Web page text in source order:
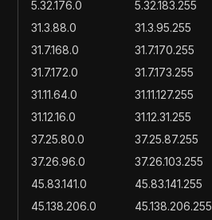
5.32.176.0 5.32.183.255
31.3.88.0
31.3.95.255
31.7.168.0
31.7.170.255
31.7.172.0
31.7.173.255
31.11.64.0
31.11.127.255
31.12.16.0
31.12.31.255
37.25.80.0
37.25.87.255
37.26.96.0
37.26.103.255
45.83.141.0
45.83.141.255
45.138.206.0
45.138.206.255